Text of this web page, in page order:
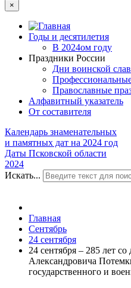
×
Годы и десятилетия
В 2024ом году
Праздники России
Дни воинской
Православные
Алфавитный указатель
От составителя
Календарь знаменательных
и памятных дат на 2024 год
Даты Псковской области
2024
Искать...
Главная
Сентябрь
24 сентября
24 сентября – 285 лет
Александровича
государственного и